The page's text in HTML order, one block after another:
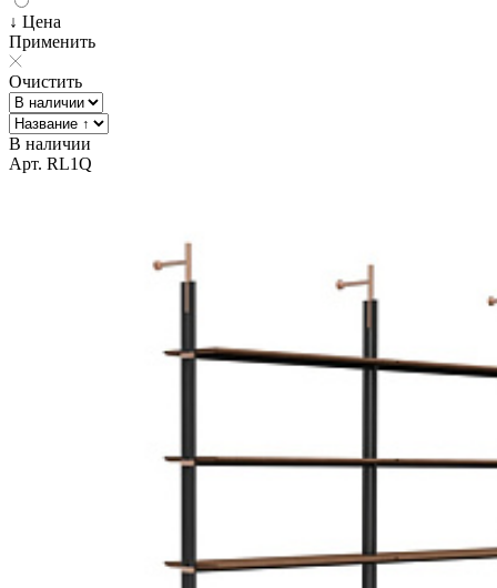
↓ Цена
Применить
Очистить
В наличии
Арт. RL1Q